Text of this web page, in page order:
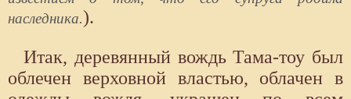
наследника.).
Итак, деревянный вождь Тама-тоу был
облечен верховной властью, облачен в